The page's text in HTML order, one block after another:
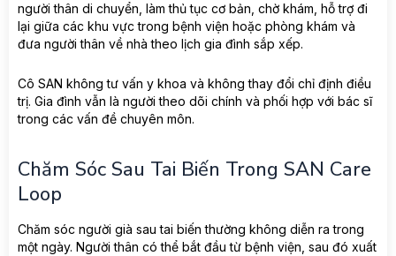
người thân di chuyển, làm thủ tục cơ bản, chờ khám, hỗ trợ đi
lại giữa các khu vực trong bệnh viện hoặc phòng khám và
đưa người thân về nhà theo lịch gia đình sắp xếp.
Cô SAN không tư vấn y khoa và không thay đổi chỉ định điều
trị. Gia đình vẫn là người theo dõi chính và phối hợp với bác sĩ
trong các vấn đề chuyên môn.
Chăm Sóc Sau Tai Biến Trong SAN Care
Loop
Chăm sóc người già sau tai biến thường không diễn ra trong
một ngày. Người thân có thể bắt đầu từ bệnh viện, sau đó xuất